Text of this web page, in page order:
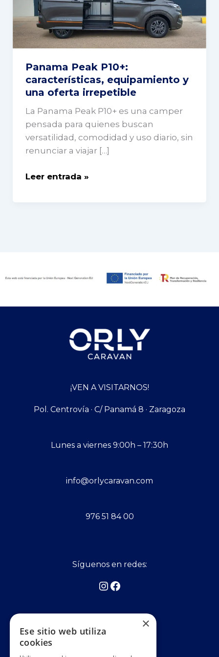
Panama Peak P10+:
características, equipamiento y
una oferta irrepetible
La Panama Peak P10+ es una camper
pensada para quienes buscan
versatilidad, comodidad y uso diario, sin
renunciar a viajar […]
una
oferta
irrepetible
Leer entrada »
¡VEN A VISITARNOS!
Pol. Centrovía · C/ Panamá 8 · Zaragoza
Lunes a viernes 9:00h – 17:30h
info@orlycaravan.com
976 51 84 00
Síguenos en redes:
×
Ese sitio web utiliza
cookies